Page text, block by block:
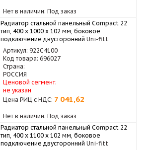
Нет в наличии: Под заказ
Радиатор стальной панельный Compact 22
тип, 400 х 1000 x 102 мм, боковое
подключение двусторонний Uni-fitt
Артикул: 922C4100
Код товара: 696027
Страна:
РОССИЯ
Ценовой сегмент:
не указан
Цена РИЦ с НДС: 7 041,62
Нет в наличии: Под заказ
Радиатор стальной панельный Compact 22
тип, 400 х 1100 x 102 мм, боковое
подключение двусторонний Uni-fitt